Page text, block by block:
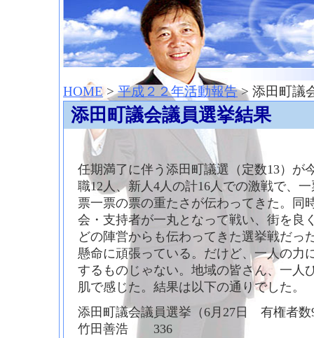
HOME>平成２２年活動報告> 添田町議
添田町議会議員選挙結果
任期満了に伴う添田町議選（定数13）が
職12人、新人4人の計16人での激戦で、
票一票の票の重たさが伝わってきた。同
会・支持者が一丸となって戦い、街を良
どの陣営からも伝わってきた選挙戦だっ
懸命に頑張っている。だけど、一人の力
するものじゃない。地域の皆さん、一人
肌で感じた。結果は以下の通りでした。
添田町議会議員選挙（6月27日 有権者
竹田善浩 336